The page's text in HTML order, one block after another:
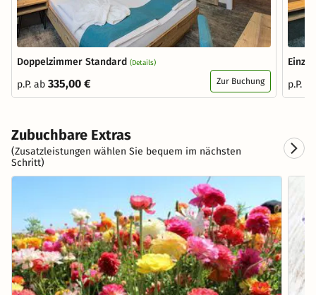
Doppelzimmer Standard (Details)
p.P. ab 335,00 € Zur Buchung
p.P.
Zubuchbare Extras
(Zusatzleistungen wählen Sie bequem im nächsten
Schritt)